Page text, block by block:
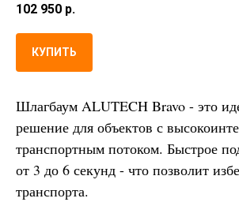
102 950 р.
КУПИТЬ
Шлагбаум ALUTECH Bravo - это
решение для объектов с
транспортным потоком. Быстрое
от 3 до 6 секунд - что позволит
транспорта.